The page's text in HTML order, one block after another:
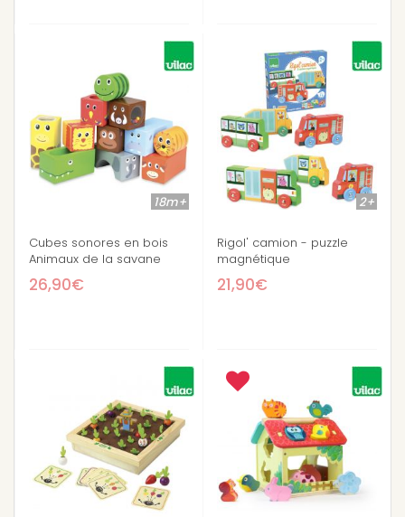
18m+
Cubes sonores en bois
Animaux de la savane
26,90€
2+
Rigol' camion - puzzle
magnétique
21,90€